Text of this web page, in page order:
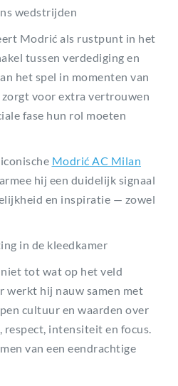
wedstrijden
Modrić als rustpunt in het
tussen verdediging en
het spel in momenten van
voor extra vertrouwen
fase hun rol moeten
Modrić AC Milan
hij een duidelijk signaal
en inspiratie — zowel
in de kleedkamer
tot wat op het veld
werkt hij nauw samen met
cultuur en waarden over
intensiteit en focus.
van een eendrachtige